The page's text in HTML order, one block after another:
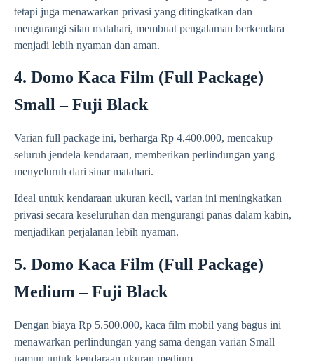
tetapi juga menawarkan privasi yang ditingkatkan dan
mengurangi silau matahari, membuat pengalaman berkendara
menjadi lebih nyaman dan aman.
4. Domo Kaca Film (Full Package)
Small – Fuji Black
Varian full package ini, berharga Rp 4.400.000, mencakup
seluruh jendela kendaraan, memberikan perlindungan yang
menyeluruh dari sinar matahari.
Ideal untuk kendaraan ukuran kecil, varian ini meningkatkan
privasi secara keseluruhan dan mengurangi panas dalam kabin,
menjadikan perjalanan lebih nyaman.
5. Domo Kaca Film (Full Package)
Medium – Fuji Black
Dengan biaya Rp 5.500.000, kaca film mobil yang bagus ini
menawarkan perlindungan yang sama dengan varian Small
namun untuk kendaraan ukuran medium.